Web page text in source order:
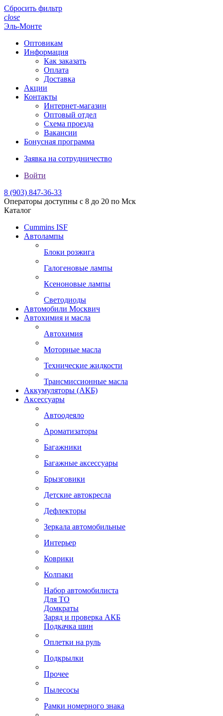
Сбросить фильтр
close
Эль-Монте
Оптовикам
Информация
Как заказать
Оплата
Доставка
Акции
Контакты
Интернет-магазин
Оптовый отдел
Схема проезда
Вакансии
Бонусная программа
Заявка на сотрудничество
Войти
8 (903) 847-36-33
Операторы доступны с 8 до 20 по Мск
Каталог
Cummins ISF
Автолампы
Блоки розжига
Галогеновые лампы
Ксеноновые лампы
Светодиоды
Автомобили Москвич
Автохимия и масла
Автохимия
Моторные масла
Технические жидкости
Трансмиссионные масла
Аккумуляторы (АКБ)
Аксессуары
Автоодеяло
Ароматизаторы
Багажники
Багажные аксессуары
Брызговики
Детские автокресла
Дефлекторы
Зеркала автомобильные
Интерьер
Коврики
Колпаки
Набор автомобилиста
Для ТО
Домкраты
Заряд и проверка АКБ
Подкачка шин
Оплетки на руль
Подкрылки
Прочее
Пылесосы
Рамки номерного знака